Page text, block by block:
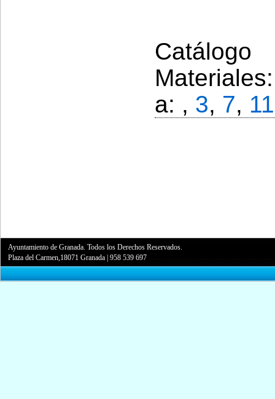
a: , 3, 7, 11
Ayuntamiento de Granada. Todos los Derechos Reservados.
Plaza del Carmen,18071 Granada |958 539 697